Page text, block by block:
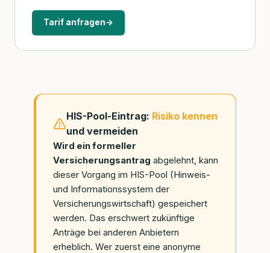
Tarif anfragen→
HIS-Pool-Eintrag: Risiko kennen
und vermeiden
Wird ein formeller
Versicherungsantrag abgelehnt, kann
dieser Vorgang im HIS-Pool (Hinweis-
und Informationssystem der
Versicherungswirtschaft) gespeichert
werden. Das erschwert zukünftige
Anträge bei anderen Anbietern
erheblich. Wer zuerst eine anonyme